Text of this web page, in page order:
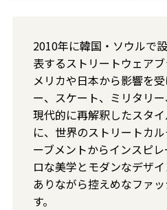
2010年に韓国・ソウルで
表するストリートウェア
メリカや日本から影響を
ー、スケート、ミリタリ
現代的に再解釈したスタ
に、世界のストリートカ
ーブメントからインスピ
ロな美学とモダンなデザ
ありながら控えめなファ
す。